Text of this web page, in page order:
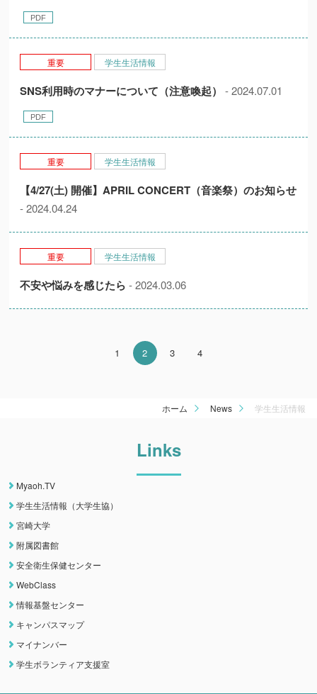
重要 学生生活情報
SNS利用時のマナーについて（注意喚起） - 2024.07.01
重要 学生生活情報
【4/27(土) 開催】APRIL CONCERT（音楽祭）のお知らせ
- 2024.04.24
重要 学生生活情報
不安や悩みを感じたら - 2024.03.06
1 2 3 4
ホーム News 学生生活情報
Links
Myaoh.TV
学生生活情報（大学生協）
宮崎大学
附属図書館
安全衛生保健センター
WebClass
情報基盤センター
キャンパスマップ
マイナンバー
学生ボランティア支援室